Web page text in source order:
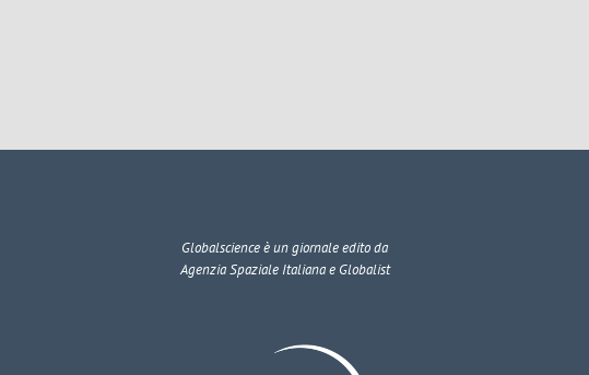
Globalscienceè un giornale edito da
Agenzia Spaziale Italiana e Globalist